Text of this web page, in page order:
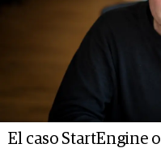
El caso StartEngine